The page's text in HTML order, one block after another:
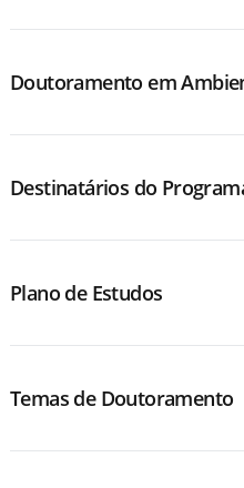
Doutoramento em
Destinatários do
Plano de Estudos
Temas de Doutoramento